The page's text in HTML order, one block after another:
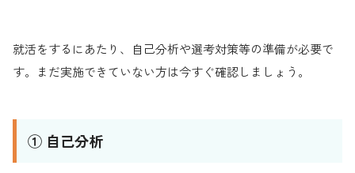
就活をするにあたり、自己分析や選考対策等の準備が必要で
す。まだ実施できていない方は今すぐ確認しましょう。
① 自己分析